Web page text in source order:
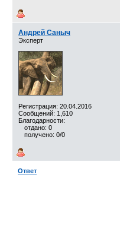
Андрей Саныч
Эксперт
Регистрация: 20.04.2016
Сообщений: 1,610
Благодарности:
отдано: 0
получено: 0/0
Ответ